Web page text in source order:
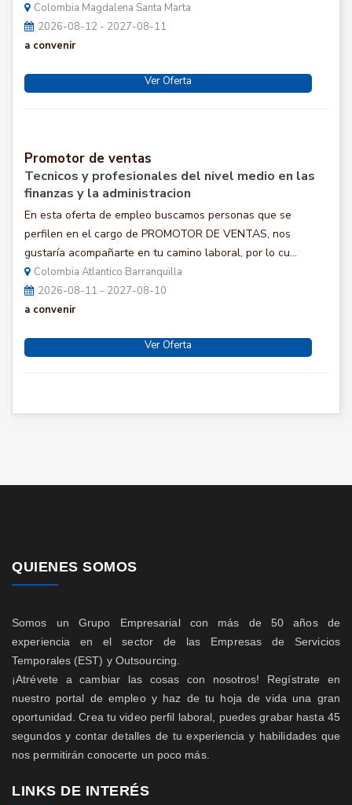
Colombia Magdalena Santa Marta
2026-08-12 - 2027-08-11
a convenir
Ver Oferta
Promotor de ventas
Tecnicos y profesionales del nivel medio en las
finanzas y la administracion
En esta oferta de empleo buscamos personas que se
perfilen en el cargo de PROMOTOR DE VENTAS, nos
gustaría acompañarte en tu camino laboral, por lo cu...
Colombia Atlantico Barranquilla
2026-08-11 - 2027-08-10
a convenir
Ver Oferta
QUIENES SOMOS
Somos un Grupo Empresarial con más de 50 años de
experiencia en el sector de las Empresas de Servicios
Temporales (EST) y Outsourcing.
¡Atrévete a cambiar las cosas con nosotros! Regístrate en
nuestro portal de empleo y haz de tu hoja de vida una gran
oportunidad. Crea tu video perfil laboral, puedes grabar hasta 45
segundos y contar detalles de tu experiencia y habilidades que
nos permitirán conocerte un poco más.
LINKS DE INTERÉS